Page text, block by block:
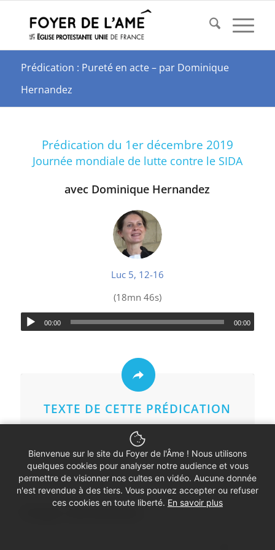
Prédication : Pureté en acte – par Dominique
Hernandez
Prédication du 1er décembre 2019
Journée mondiale de lutte contre le SIDA
avec Dominique Hernandez
Luc 5, 12-16
(18mn 46s)
00:00 00:00
TEXTE DE CETTE PRÉDICATION
Bienvenue sur le site du Foyer de l'Âme ! Nous utilisons
quelques cookies pour analyser notre audience et vous
permettre de visionner nos cultes en vidéo. Aucune donnée
n'est revendue à des tiers. Vous pouvez accepter ou refuser
ces cookies en toute liberté. En savoir plus